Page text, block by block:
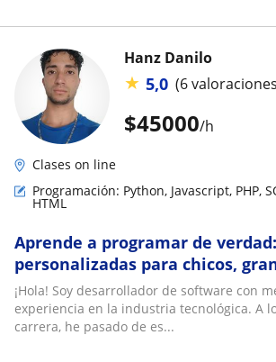
$45000/h
Hanz Danilo
★ 5,0 (6
Clases on line
Programación: Python, Javascript, PHP,
HTML
Aprende a programar de
personalizadas para chicos,
universitarios
¡Hola! Soy desarrollador de software con
experiencia en la industria tecnológica. A
carrera, he pasado de es...